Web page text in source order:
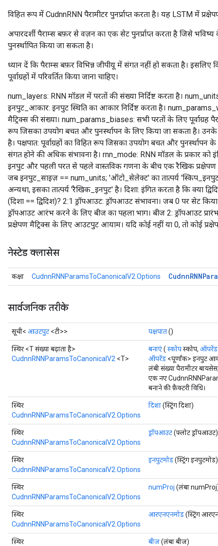
विहित रूप में CudnnRNN पैरामीटर पुनर्प्राप्त करता है। यह LSTM में
अपारदर्शी पैराम्स बफ़र से वज़न का एक सेट पुनर्प्राप्त करता है जिसे
पुनर्स्थापित किया जा सकता है।
ध्यान दें कि पैराम्स बफ़र विभिन्न जीपीयू में संगत नहीं हो सकता है।
पूर्वाग्रहों में परिवर्तित किया जाना चाहिए।
num_layers: RNN मॉडल में परतों की संख्या निर्दिष्ट करता है।
इनपुट_आकार: इनपुट स्थिति का आकार निर्दिष्ट करता है।
मैट्रिक्स की संख्या। num_params_biases: सभी परतों के लिए पूर्वाग्रह
रूप जिसका उपयोग बचत और पुनर्स्थापन के लिए किया जा सकता है। उनके
है। पक्षपात: पूर्वाग्रहों का विहित रूप जिसका उपयोग बचत और पुनर्स्थापन
संगत होने की अधिक संभावना है। rnn_mode: RNN मॉडल के प्रकार को
इनपुट और पहली परत से पहले वास्तविक गणना के बीच एक रैखिक
जब इनपुट_साइज़ == num_units; 'ऑटो_सेलेक्ट' का तात्पर्य
अन्यथा, इसका तात्पर्य 'रैखिक_इनपुट' है। दिशा: इंगित करता है कि क्या
(दिशा == द्विदिश)? 2:1 ड्रॉपआउट: ड्रॉपआउट संभावना। जब 0 पर सेट
ड्रॉपआउट आरंभ करने के लिए बीज का पहला भाग। बीज 2: ड्रॉपआउट
प्रक्षेपण मैट्रिक्स के लिए आउटपुट आयाम। यदि कोई नहीं या 0, तो कोई
नेस्टेड क्लासेस
कक्षा CudnnRNNParamsToCanonicalV2.Options Cudnn
सार्वजनिक तरीके
सूची< आउटपुट <टी>> पक्षपात()
स्थिर <T संख्या बढ़ाता है>
CudnnRNNParamsToCanonicalV2 <T>
बनाएं( स्कोपस्कोप, ऑपरेंड
ऑपरेंड <पूर्णांक> इनपुट
लंबी संख्या पैरामीटर
एक नए
बनाने की फ़ैक्टरी विधि।
स्थिर
CudnnRNNParamsToCanonicalV2.Options
दिशा(स्ट्रिंग दिशा)
स्थिर
CudnnRNNParamsToCanonicalV2.Options
ड्रॉपआउट(फ्लोट ड्रॉपआउट)
स्थिर
CudnnRNNParamsToCanonicalV2.Options
इनपुटमोड(स्ट्रिंग इनपुटमोड)
स्थिर
CudnnRNNParamsToCanonicalV2.Options
numProj (लंबा
स्थिर
CudnnRNNParamsToCanonicalV2.Options
आरएनएनमोड(स्ट्रिंग
स्थिर
बीज(लंबा बीज)